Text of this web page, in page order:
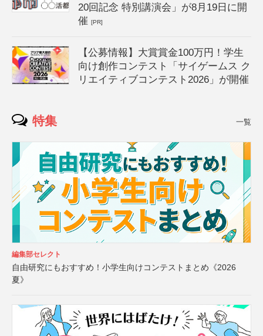
20回記念 特別講演会」が8月19日に開
催[PR]
【公募情報】大賞賞金100万円！学生
向け創作コンテスト「サイゲームス ク
リエイティブコンテスト2026」が開催
特集 一覧
編集部セレクト
自由研究にもおすすめ！小学生向けコンテストまとめ《2026
夏》